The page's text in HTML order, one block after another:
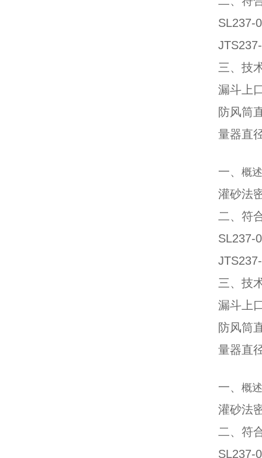
SL237-
三、技
漏斗上
防风筒
量器直
一、 概述
灌砂法
二、 符
SL237-
三、技
漏斗上
防风筒
量器直
一、 概述
灌砂法
二、 符
SL237-